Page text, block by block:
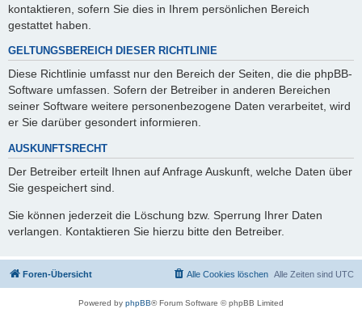
kontaktieren, sofern Sie dies in Ihrem persönlichen Bereich
gestattet haben.
GELTUNGSBEREICH DIESER RICHTLINIE
Diese Richtlinie umfasst nur den Bereich der Seiten, die die phpBB-
Software umfassen. Sofern der Betreiber in anderen Bereichen
seiner Software weitere personenbezogene Daten verarbeitet, wird
er Sie darüber gesondert informieren.
AUSKUNFTSRECHT
Der Betreiber erteilt Ihnen auf Anfrage Auskunft, welche Daten über
Sie gespeichert sind.
Sie können jederzeit die Löschung bzw. Sperrung Ihrer Daten
verlangen. Kontaktieren Sie hierzu bitte den Betreiber.
Foren-Übersicht Alle Zeiten sind UTC
Alle Cookies löschen
Powered by phpBB® Forum Software © phpBB Limited